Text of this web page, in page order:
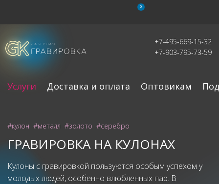
Услуги Доставка и оплата Оптовикам
+7-495-669-15-32
+7-903-795-73-59
#кулон #металл #золото #серебро
ГРАВИРОВКА НА КУЛОНАХ
Кулоны с гравировкой пользуются особым успехом у
молодых людей, особенно влюбленных пар. В
0